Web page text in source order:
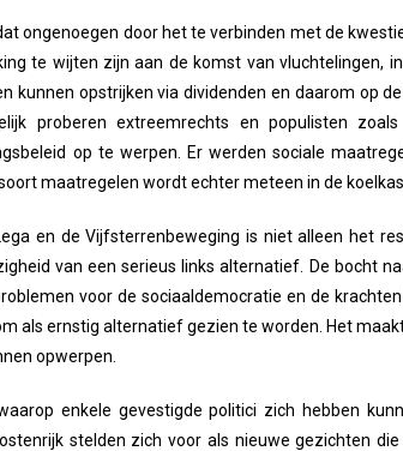
ongenoegen door het te verbinden met de
te wijten zijn aan de komst van vluchtelingen,
kunnen opstrijken via dividenden en daarom op
proberen extreemrechts en populisten
op te werpen. Er werden sociale
maatregelen wordt echter meteen in de
en de Vijfsterrenbeweging is niet alleen het
van een serieus links alternatief. De bocht
voor de sociaaldemocratie en de
als ernstig alternatief gezien te worden. Het
opwerpen.
enkele gevestigde politici zich hebben
stelden zich voor als nieuwe gezichten